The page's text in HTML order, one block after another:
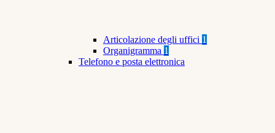
Articolazione degli uffici 1
Organigramma 1
Telefono e posta elettronica